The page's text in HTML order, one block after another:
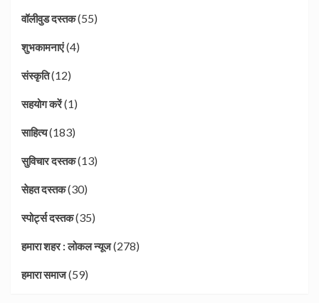
वॉलीवुड दस्तक(55)
शुभकामनाएं(4)
संस्कृति(12)
सहयोग करें(1)
साहित्य(183)
सुविचार दस्तक(13)
सेहत दस्तक(30)
स्पोर्ट्स दस्तक(35)
हमारा शहर : लोकल न्यूज(278)
हमारा समाज(59)